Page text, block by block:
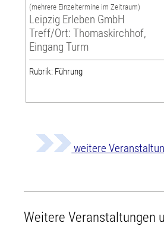
(mehrere Einzeltermine im Zeitraum)
Leipzig Erleben GmbH
Treff/Ort: Thomaskirchhof,
Eingang Turm
Rubrik: Führung
weitere
Weitere Veranstaltungen